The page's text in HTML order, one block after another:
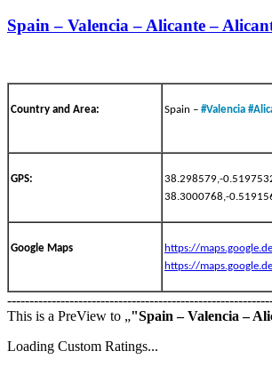
Spain – Valencia – Alicante –
Country and Area: Spain – #Valencia #
GPS:
38.298579,-
38.3000768,-
Google Maps
https://
https://
This is a PreView to
"Spain – Valencia –
Loading Custom Ratings...